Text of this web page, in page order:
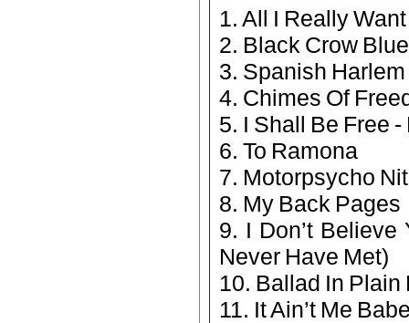
1. All I Really
2. Black Crow
3. Spanish
4. Chimes Of
5. I Shall Be Free -
6. To Ramona
7. Motorpsycho
8. My Back Pages
9. I Don’t
Never Have Met)
10. Ballad In Plain
11. It Ain’t Me